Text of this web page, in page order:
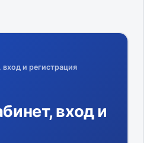
и регистрация
вход и